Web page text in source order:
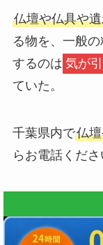
仏壇や仏具や
る物を、一般
するのは 気が
ていた。
千葉県内で仏
らお電話くださ